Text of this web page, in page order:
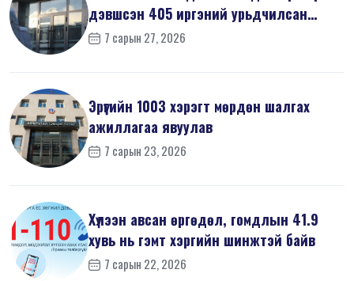
дэвшсэн 405 иргэний урьдчилсан
мэдүүл...
7 сарын 27, 2026
Эрүүгийн 1003 хэрэгт мөрдөн шалгах
ажиллагаа явуулав
7 сарын 23, 2026
Хүлээн авсан өргөдөл, гомдлын 41.9
хувь нь гэмт хэргийн шинжтэй байв
7 сарын 22, 2026